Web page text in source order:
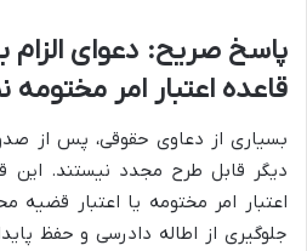
پاسخ صریح: دعوای
قاعده اعتبار امر
بسیاری از دعاوی حقوقی، پس از
دیگر قابل طرح مجدد نیستند.
اعتبار امر مختومه یا اعتبار قضیه
جلوگیری از اطاله دادرسی و حفظ